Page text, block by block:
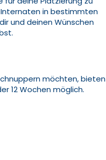
Internaten in bestimmten
und deinen Wünschen
möchten, bieten
12 Wochen möglich.